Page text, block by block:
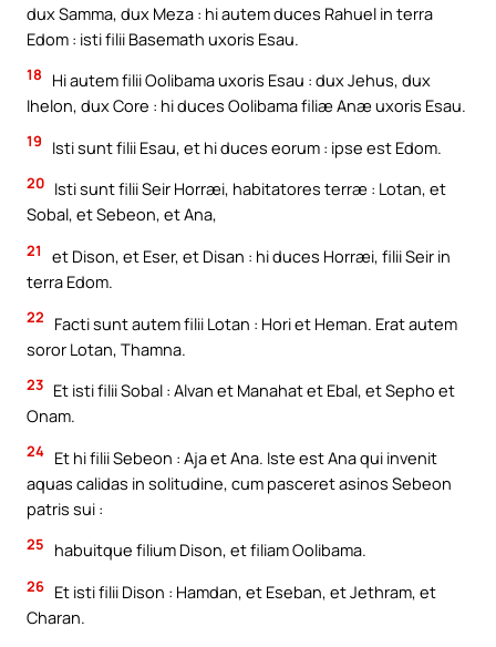
dux Samma, dux Meza : hi autem duces Rahuel in terra
Edom : isti filii Basemath uxoris Esau.
18
Hi autem filii Oolibama uxoris Esau : dux Jehus, dux
Ihelon, dux Core : hi duces Oolibama filiæ Anæ uxoris Esau.
19 Isti sunt filii Esau, et hi duces eorum : ipse est Edom.
20 Isti sunt filii Seir Horræi, habitatores terræ : Lotan, et
Sobal, et Sebeon, et Ana,
21
et Dison, et Eser, et Disan : hi duces Horræi, filii Seir in
terra Edom.
22
Facti sunt autem filii Lotan : Hori et Heman. Erat autem
soror Lotan, Thamna.
23 Et isti filii Sobal : Alvan et Manahat et Ebal, et Sepho et
Onam.
24 Et hi filii Sebeon : Aja et Ana. Iste est Ana qui invenit
aquas calidas in solitudine, cum pasceret asinos Sebeon
patris sui :
25 habuitque filium Dison, et filiam Oolibama.
26 Et isti filii Dison : Hamdan, et Eseban, et Jethram, et
Charan.